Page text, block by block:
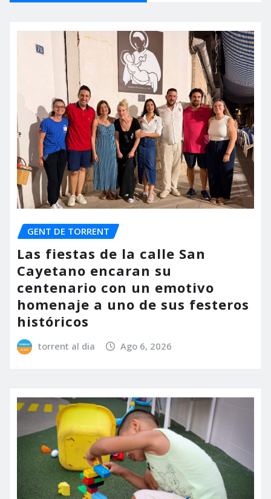
GENT DE TORRENT
Las fiestas de la calle San
Cayetano encaran su
centenario con un emotivo
homenaje a uno de sus festeros
históricos
torrent al dia Ago 6, 2026